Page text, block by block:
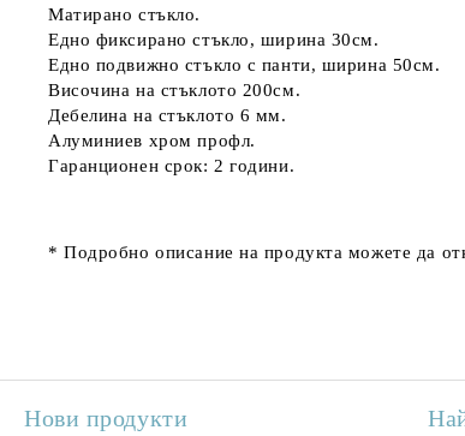
Матирано стъкло.
Едно фиксирано стъкло, ширина 30см.
Едно подвижно стъкло с панти, ширина 50см.
Височина на стъклото 200см.
Дебелина на стъклото 6 мм.
Алуминиев хром профл.
Гаранционен срок: 2 години.
* Подробно описание на продукта можете да
Нови продукти